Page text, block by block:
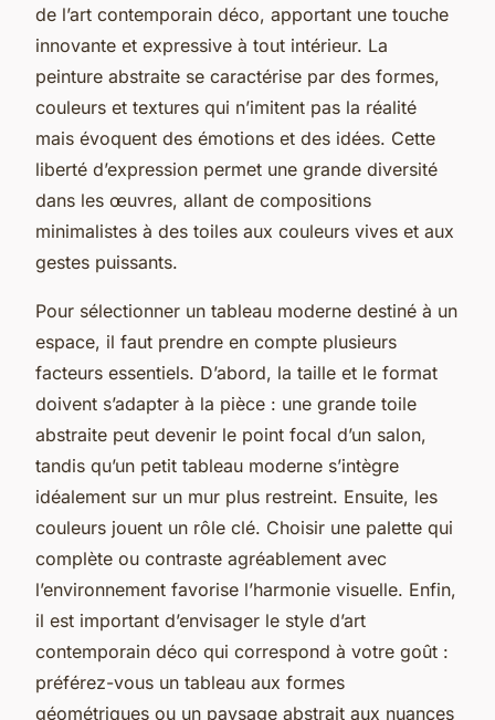
de l’art contemporain déco, apportant une touche
innovante et expressive à tout intérieur. La
peinture abstraite se caractérise par des formes,
couleurs et textures qui n’imitent pas la réalité
mais évoquent des émotions et des idées. Cette
liberté d’expression permet une grande diversité
dans les œuvres, allant de compositions
minimalistes à des toiles aux couleurs vives et aux
gestes puissants.
Pour sélectionner un tableau moderne destiné à un
espace, il faut prendre en compte plusieurs
facteurs essentiels. D’abord, la taille et le format
doivent s’adapter à la pièce : une grande toile
abstraite peut devenir le point focal d’un salon,
tandis qu’un petit tableau moderne s’intègre
idéalement sur un mur plus restreint. Ensuite, les
couleurs jouent un rôle clé. Choisir une palette qui
complète ou contraste agréablement avec
l’environnement favorise l’harmonie visuelle. Enfin,
il est important d’envisager le style d’art
contemporain déco qui correspond à votre goût :
préférez-vous un tableau aux formes
géométriques ou un paysage abstrait aux nuances